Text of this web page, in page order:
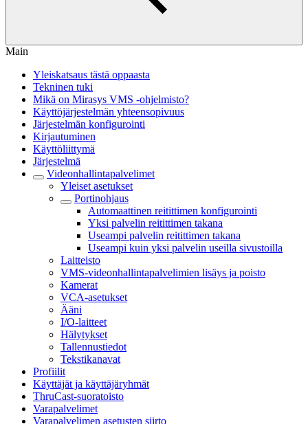
Main
Yleiskatsaus tästä oppaasta
Tekninen tuki
Mikä on Mirasys VMS -ohjelmisto?
Käyttöjärjestelmän yhteensopivuus
Järjestelmän konfigurointi
Kirjautuminen
Käyttöliittymä
Järjestelmä
Videonhallintapalvelimet
Yleiset asetukset
Portinohjaus
Automaattinen reitittimen konfigurointi
Yksi palvelin reitittimen takana
Useampi palvelin reitittimen takana
Useampi kuin yksi palvelin useilla sivustoilla
Laitteisto
VMS-videonhallintapalvelimien lisäys ja poisto
Kamerat
VCA-asetukset
Ääni
I/O-laitteet
Hälytykset
Tallennustiedot
Tekstikanavat
Profiilit
Käyttäjät ja käyttäjäryhmät
ThruCast-suoratoisto
Varapalvelimet
Varapalvelimen asetusten siirto